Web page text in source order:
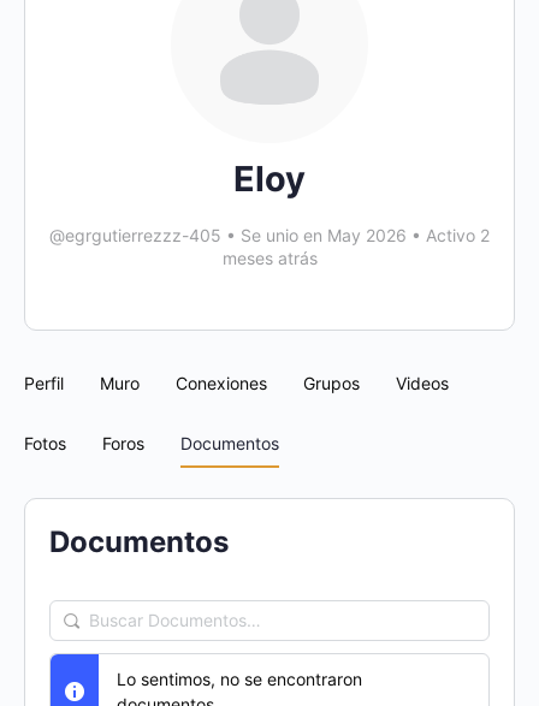
Eloy
@egrgutierrezzz-405 • Se unio en May 2026 • Activo 2
meses atrás
Perfil Muro Conexiones Grupos Videos
Fotos Foros Documentos
Documentos
Buscar
Documentos…
Lo sentimos, no se encontraron